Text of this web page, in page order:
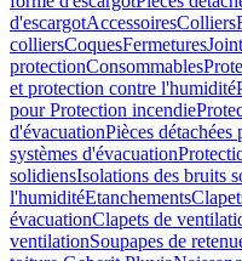
d'escargotAccessoiresColliers
colliersCoquesFermetures
protectionConsommables
et protection contre l'humidité
pour Protection incendie
d'évacuationPièces
systèmes d'évacuation
solidiensIsolations des bruits
l'humiditéEtanchements
évacuationClapets de
ventilationSoupapes de